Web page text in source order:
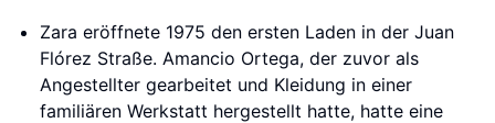
Zara eröffnete 1975 den ersten Laden in der Juan
Flórez Straße. Amancio Ortega, der zuvor als
Angestellter gearbeitet und Kleidung in einer
familiären Werkstatt hergestellt hatte, hatte eine